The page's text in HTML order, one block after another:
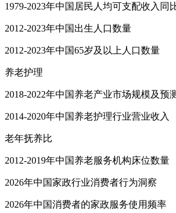
1979-2023年中国居民人均可支配收入同
2012-2023年中国出生人口数量
2012-2023年中国65岁及以上人口数量
养老护理
2018-2022年中国养老产业市场规模及预
2014-2020年中国养老护理行业营业收入
老年抚养比
2012-2019年中国养老服务机构床位数量
2026年中国家政行业消费者行为洞察
2026年中国消费者的家政服务使用频率